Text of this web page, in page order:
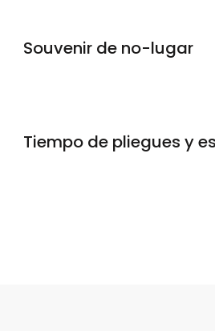
Souvenir de no-lugar
Tiempo de pliegues y